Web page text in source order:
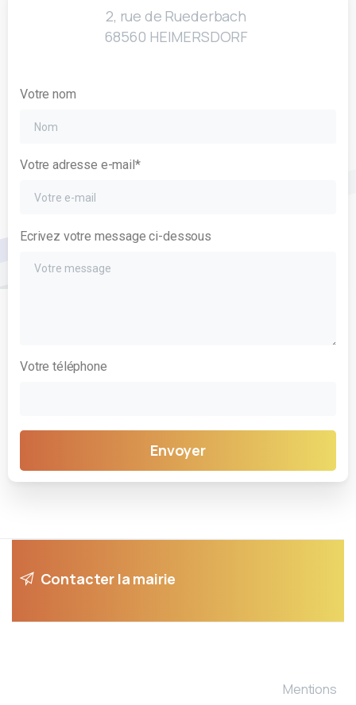
2, rue de Ruederbach
68560 HEIMERSDORF
Votre nom
Votre adresse e-mail*
Ecrivez votre message ci-dessous
Votre téléphone
Contacter la mairie
Mentions